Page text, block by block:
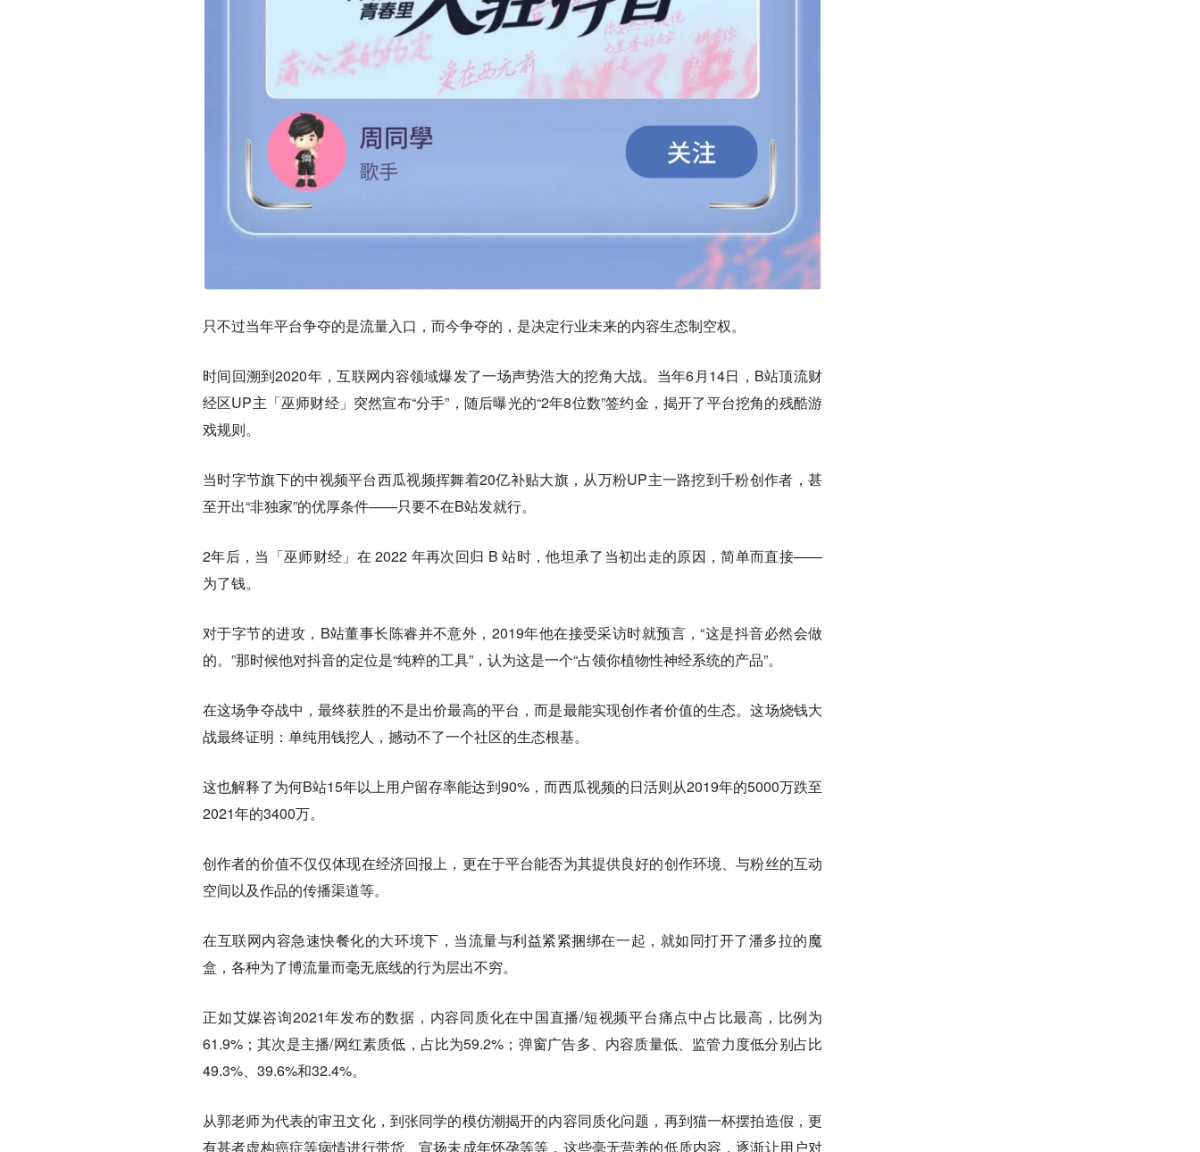
只不过当年平台争夺的是流量入口，而今争夺的，是决定行业未来的内容生态制空权。
时间回溯到2020年，互联网内容领域爆发了一场声势浩大的挖角大战。当年6月14日，B站顶流财
经区UP主「巫师财经」突然宣布“分手”，随后曝光的“2年8位数”签约金，揭开了平台挖角的残酷游
戏规则。
当时字节旗下的中视频平台西瓜视频挥舞着20亿补贴大旗，从万粉UP主一路挖到千粉创作者，甚
至开出“非独家”的优厚条件——只要不在B站发就行。
2年后，当「巫师财经」在 2022 年再次回归 B 站时，他坦承了当初出走的原因，简单而直接——
为了钱。
对于字节的进攻，B站董事长陈睿并不意外，2019年他在接受采访时就预言，“这是抖音必然会做
的。”那时候他对抖音的定位是“纯粹的工具”，认为这是一个“占领你植物性神经系统的产品”。
在这场争夺战中，最终获胜的不是出价最高的平台，而是最能实现创作者价值的生态。这场烧钱大
战最终证明： 单纯用钱挖人，撼动不了一个社区的生态根基。
这也解释了为何B站15年以上用户留存率能达到90%，而西瓜视频的日活则从2019年的5000万跌至
2021年的3400万。
创作者的价值不仅仅体现在经济回报上，更在于平台能否为其提供良好的创作环境、与粉丝的互动
空间以及作品的传播渠道等。
在互联网内容急速快餐化的大环境下，当流量与利益紧紧捆绑在一起，就如同打开了潘多拉的魔
盒，各种为了博流量而毫无底线的行为层出不穷。
正如艾媒咨询2021年发布的数据，内容同质化在中国直播/短视频平台痛点中占比最高，比例为
61.9%；其次是主播/网红素质低，占比为59.2%；弹窗广告多、内容质量低、监管力度低分别占比
49.3%、39.6%和32.4%。
从郭老师为代表的审丑文化，到张同学的模仿潮揭开的内容同质化问题，再到猫一杯摆拍造假，更
有甚者虚构癌症等病情进行带货、宣扬未成年怀孕等等，这些毫无营养的低质内容，逐渐让用户对